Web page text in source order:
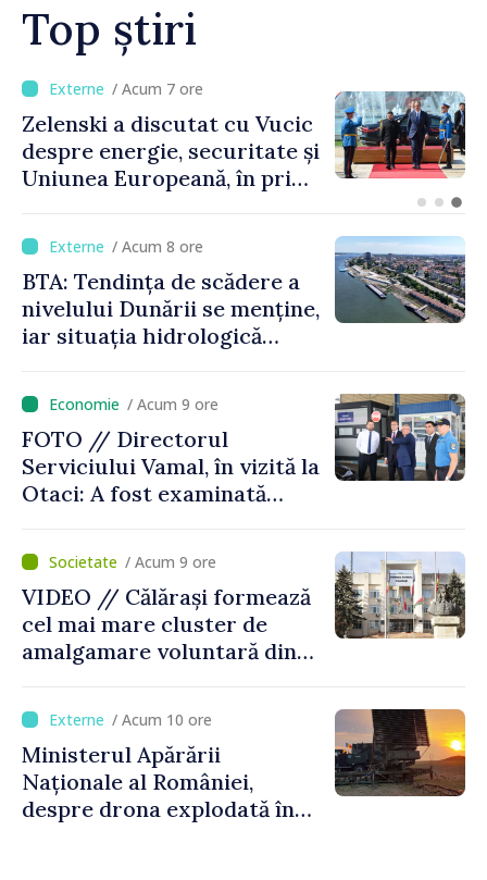
Top știri
/ Acum 3 ore
Bulgaria: Ambasadoarea
Ucrainei, convocată la
Ministerul de Externe în
/ Acum 8 ore
BTA: Tendința de scădere a
nivelului Dunării se menține,
iar situația hidrologică
/ Acum 9 ore
FOTO // Directorul
Serviciului Vamal, în vizită la
Otaci: A fost examinată
control vamal cu un scanner
performant/ Acum 9 ore
VIDEO // Călărași formează
cel mai mare cluster de
amalgamare voluntară din
orășenesc a aprobat decizia
finală
/ Acum 10 ore
Ministerul Apărării
Naționale al României,
despre drona explodată în